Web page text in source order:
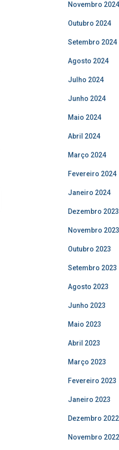
Novembro 2024
Outubro 2024
Setembro 2024
Agosto 2024
Julho 2024
Junho 2024
Maio 2024
Abril 2024
Março 2024
Fevereiro 2024
Janeiro 2024
Dezembro 2023
Novembro 2023
Outubro 2023
Setembro 2023
Agosto 2023
Junho 2023
Maio 2023
Abril 2023
Março 2023
Fevereiro 2023
Janeiro 2023
Dezembro 2022
Novembro 2022